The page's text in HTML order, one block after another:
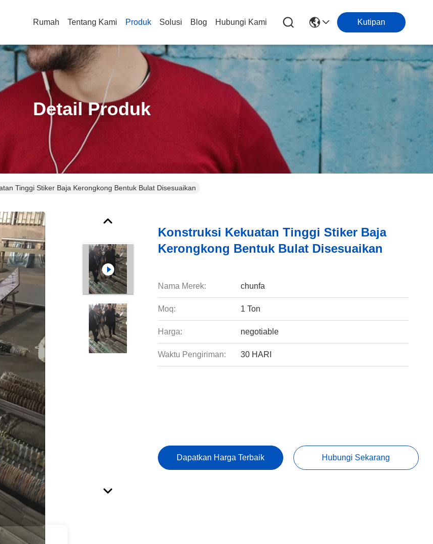
Rumah Tentang Kami Produk Solusi Blog Hubungi Kami Kutipan
Detail Produk
Tinggi Stiker Baja Kerongkong Bentuk Bulat Disesuaikan
Konstruksi Kekuatan Tinggi Stiker Baja
Kerongkong Bentuk Bulat Disesuaikan
Nama Merek: chunfa
Moq: 1 Ton
Harga: negotiable
Waktu Pengiriman: 30 HARI
Dapatkan Harga Terbaik Hubungi Sekarang